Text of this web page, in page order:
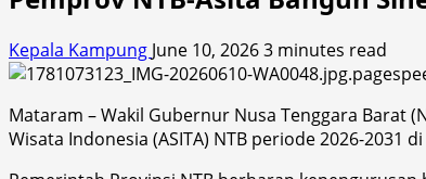
Kepala Kampung June 10, 20263 minutes read
Mataram – Wakil Gubernur Nusa Tenggara Barat
Wisata Indonesia (ASITA) NTB periode 2026-2031